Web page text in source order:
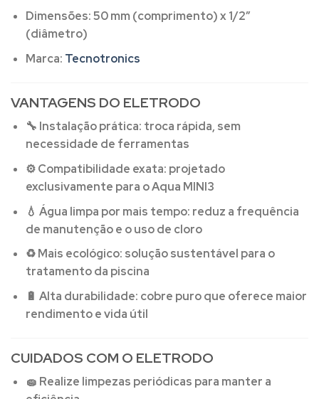
Dimensões:50 mm (comprimento) x 1/2”
(diâmetro)
Marca: Tecnotronics
VANTAGENS DO ELETRODO
🔧 Instalação prática: troca rápida, sem
necessidade de ferramentas
⚙️Compatibilidade exata: projetado
exclusivamente para o Aqua MINI3
💧 Água limpa por mais tempo: reduz a frequência
de manutenção e o uso de cloro
♻️Mais ecológico: solução sustentável para o
tratamento da piscina
🔋 Alta durabilidade: cobre puro que oferece maior
rendimento e vida útil
CUIDADOS COM O ELETRODO
🧽 Realize limpezas periódicas para manter a